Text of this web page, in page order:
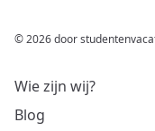
© 2026 door
Wie zijn wij?
Blog